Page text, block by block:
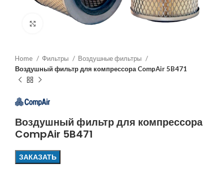
Увеличить
Home Фильтры
Воздушные фильтры
Воздушный фильтр для компрессора CompAir 5B471
Воздушный фильтр для компрессора
CompAir 5B471
ЗАКАЗАТЬ